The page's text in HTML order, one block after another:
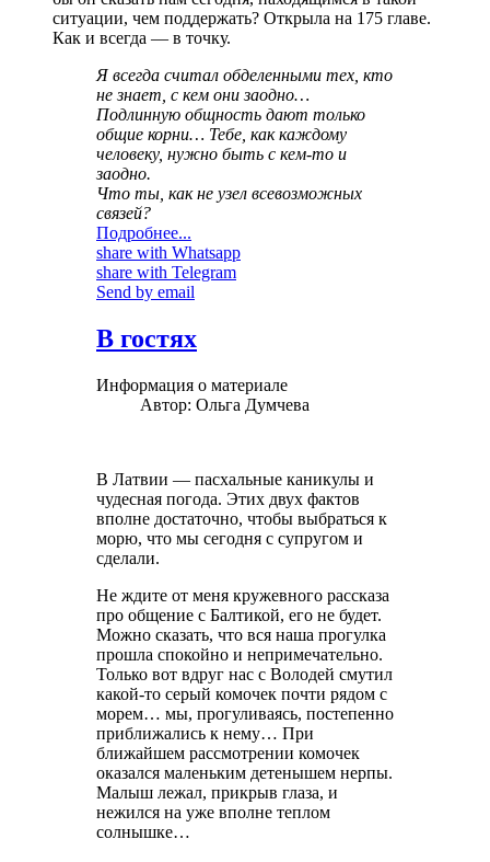
ситуации, чем поддержать? Открыла на 175 главе.
Как и всегда — в точку.
Я всегда считал обделенными тех, кто
не знает, с кем они заодно…
Подлинную общность дают только
общие корни… Тебе, как каждому
человеку, нужно быть с кем-то и
заодно.
Что ты, как не узел всевозможных
связей?
Подробнее...
share with Whatsapp
share with Telegram
Send by email
В гостях
Информация о материале
Автор: Ольга Думчева
В Латвии — пасхальные каникулы и
чудесная погода. Этих двух фактов
вполне достаточно, чтобы выбраться к
морю, что мы сегодня с супругом и
сделали.
Не ждите от меня кружевного рассказа
про общение с Балтикой, его не будет.
Можно сказать, что вся наша прогулка
прошла спокойно и непримечательно.
Только вот вдруг нас с Володей смутил
какой-то серый комочек почти рядом с
морем… мы, прогуливаясь, постепенно
приближались к нему… При
ближайшем рассмотрении комочек
оказался маленьким детенышем нерпы.
Малыш лежал, прикрыв глаза, и
нежился на уже вполне теплом
солнышке…